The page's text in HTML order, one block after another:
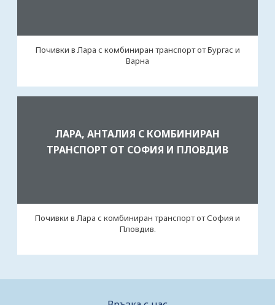
Почивки в Лара с комбиниран транспорт от Бургас и
Варна
ЛАРА, АНТАЛИЯ С КОМБИНИРАН
ТРАНСПОРТ ОТ СОФИЯ И ПЛОВДИВ
Почивки в Лара с комбиниран транспорт от София и
Пловдив.